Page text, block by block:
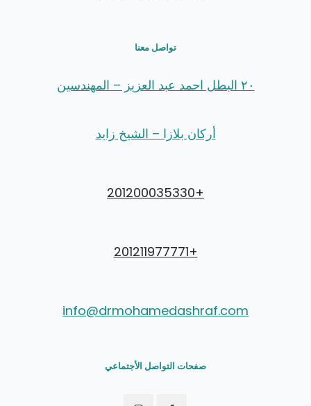
تواصل معنا
٢٠ البطل احمد عبد العزيز – المهندسين
أركان بلازا – الشيخ زايد
+201200035330
+201211977771
info@drmohamedashraf.com
صفحات التواصل الأجتماعي